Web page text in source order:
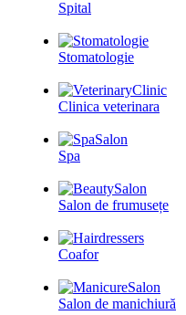
Spital
Stomatologie
Clinica veterinara
Spa
Salon de frumusețe
Coafor
Salon de manichiură